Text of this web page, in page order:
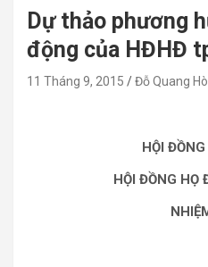
Dự thảo phương
động của HĐHĐ
11 Tháng 9, 2015 Đỗ Quang
HỘI
HỘI ĐỒNG HỌ